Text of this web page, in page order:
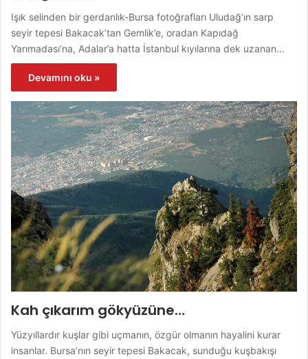
Işık selinden bir gerdanlık-Bursa fotoğrafları Uludağ’ın sarp
seyir tepesi Bakacak’tan Gemlik’e, oradan Kapıdağ
Yarımadası’na, Adalar’a hatta İstanbul kıyılarına dek uzanan…
Devamını oku »
Kah çıkarım gökyüzüne…
Yüzyıllardır kuşlar gibi uçmanın, özgür olmanın hayalini kurar
insanlar. Bursa’nın seyir tepesi Bakacak, sunduğu kuşbakışı